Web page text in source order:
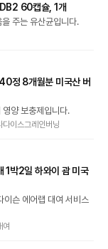
60캡슐, 1개
주는 유산균입니다.
정 8개월분 미국산 버
양 보충제입니다.
이스그레인버닝
1박2일 하와이 괌 미국
이슨 에어랩 대여 서비스
여